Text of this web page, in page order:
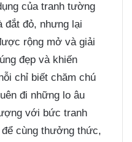
của tranh tường
đắt đỏ, nhưng lại
rộng mở và giải
đẹp và khiến
chỉ biết chăm chú
đi những lo âu
với bức tranh
cùng thưởng thức,